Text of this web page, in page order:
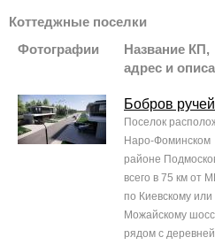
Коттеджные поселки
Фотографии
Название КП,
адрес и
Бобров ручей
Поселок
Наро-Фоминском
районе
всего в 75 км от
по Киевскому или
Можайскому
рядом с деревней